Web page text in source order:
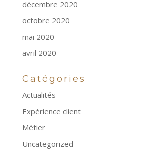
décembre 2020
octobre 2020
mai 2020
avril 2020
Catégories
Actualités
Expérience client
Métier
Uncategorized